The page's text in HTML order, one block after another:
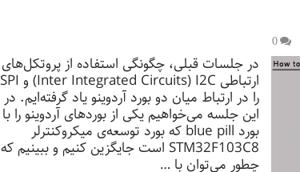
0
در جلسات قبلی، چگونگی استفاده از پروتکل‌های
ارتباطی Inter Integrated Circuits) I2C) و SPI
را در ارتباط میان دو بورد آردوینو یاد گرفته‌ایم. در
این جلسه می‌خواهیم یکی از بوردهای آردوینو را با
بورد blue pill که بورد توسعه‌ی میکروکنترلر
STM32F103C8 است جایگزین کنیم و ببینیم که
چطور می‌توان با …